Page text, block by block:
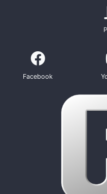
Facebook